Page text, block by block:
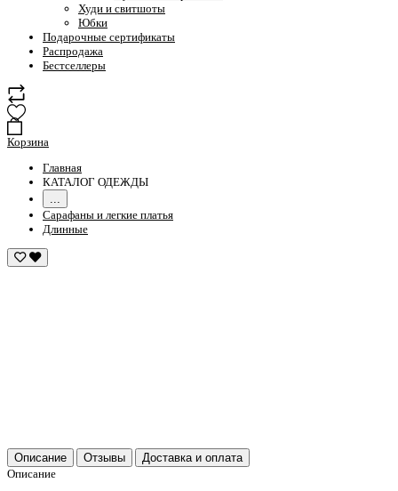
Худи и свитшоты
Юбки
Подарочные сертификаты
Распродажа
Бестселлеры
Корзина
Главная
КАТАЛОГ ОДЕЖДЫ
Сарафаны и легкие платья
Длинные
Описание Отзывы
Доставка и оплата
Описание